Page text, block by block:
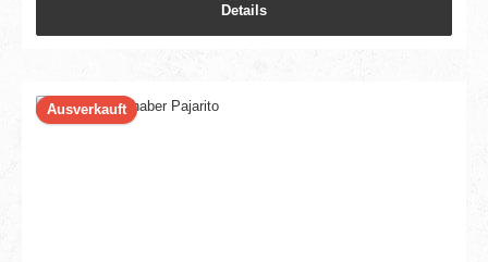
Details
Ausverkauft